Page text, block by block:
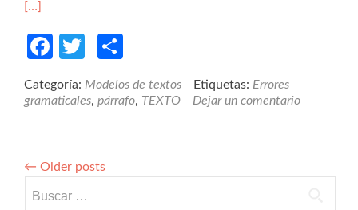
[…]
Facebook
Twitter
Categoría: Modelos de textos Etiquetas: Errores
gramaticales, párrafo, TEXTO Dejar un comentario
← Older posts